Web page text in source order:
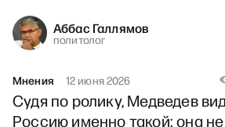
Аббас Галлямов
политолог
Мнения 12 июня 2026
Судя по ролику, Медведев
Россию именно такой: она